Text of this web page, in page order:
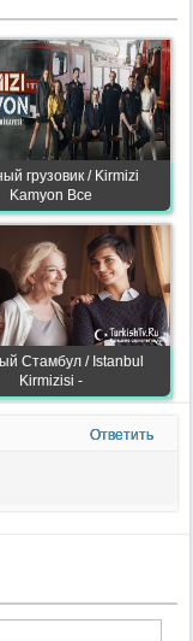
грузовик / Kirmizi
Kamyon Все
Стамбул / Istanbul
Kirmizisi -
Ответить